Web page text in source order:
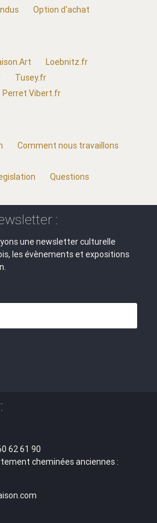
Option d'achat
Loebnitz.fr
Tusey.fr
Perret Vibert.fr
Comment nous travaillons
Questions
:
une newsletter culturelle
les évènements et expositions
62 61 90
cheminées anciennes :